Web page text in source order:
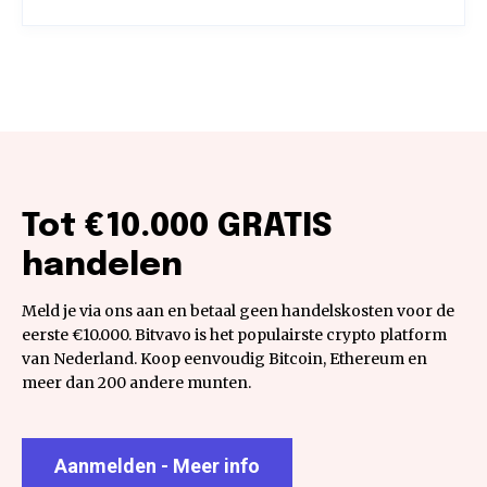
Tot €10.000 GRATIS
handelen
Meld je via ons aan en betaal geen handelskosten voor de
eerste €10.000. Bitvavo is het populairste crypto platform
van Nederland. Koop eenvoudig Bitcoin, Ethereum en
meer dan 200 andere munten.
Aanmelden - Meer info